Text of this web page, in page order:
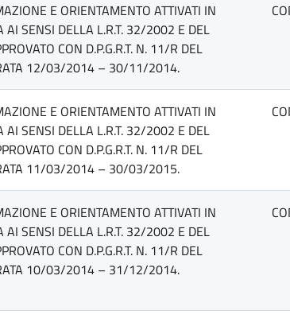
E ORIENTAMENTO ATTIVATI IN
AI SENSI DELLA L.R.T. 32/2002 E DEL
CON D.P.G.R.T. N. 11/R DEL
12/03/2014 – 30/11/2014.
E ORIENTAMENTO ATTIVATI IN
AI SENSI DELLA L.R.T. 32/2002 E DEL
CON D.P.G.R.T. N. 11/R DEL
11/03/2014 – 30/03/2015.
E ORIENTAMENTO ATTIVATI IN
AI SENSI DELLA L.R.T. 32/2002 E DEL
CON D.P.G.R.T. N. 11/R DEL
10/03/2014 – 31/12/2014.